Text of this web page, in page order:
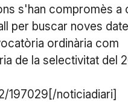
s'han compromès a
per buscar noves
ordinària com
de la selectivitat del
197029[/noticiadiari]